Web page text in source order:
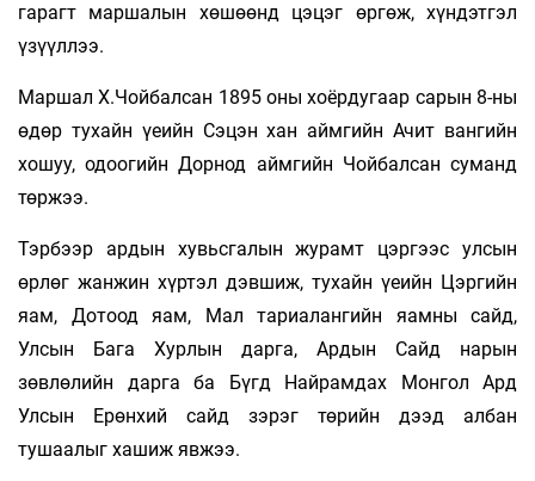
гарагт маршалын хөшөөнд цэцэг өргөж, хүндэтгэл
үзүүллээ.
Маршал Х.Чойбалсан 1895 оны хоёрдугаар сарын 8-ны
өдөр тухайн үеийн Сэцэн хан аймгийн Ачит вангийн
хошуу, одоогийн Дорнод аймгийн Чойбалсан суманд
төржээ.
Тэрбээр ардын хувьсгалын журамт цэргээс улсын
өрлөг жанжин хүртэл дэвшиж, тухайн үеийн Цэргийн
яам, Дотоод яам, Мал тариалангийн яамны сайд,
Улсын Бага Хурлын дарга, Ардын Сайд нарын
зөвлөлийн дарга ба Бүгд Найрамдах Монгол Ард
Улсын Ерөнхий сайд зэрэг төрийн дээд албан
тушаалыг хашиж явжээ.